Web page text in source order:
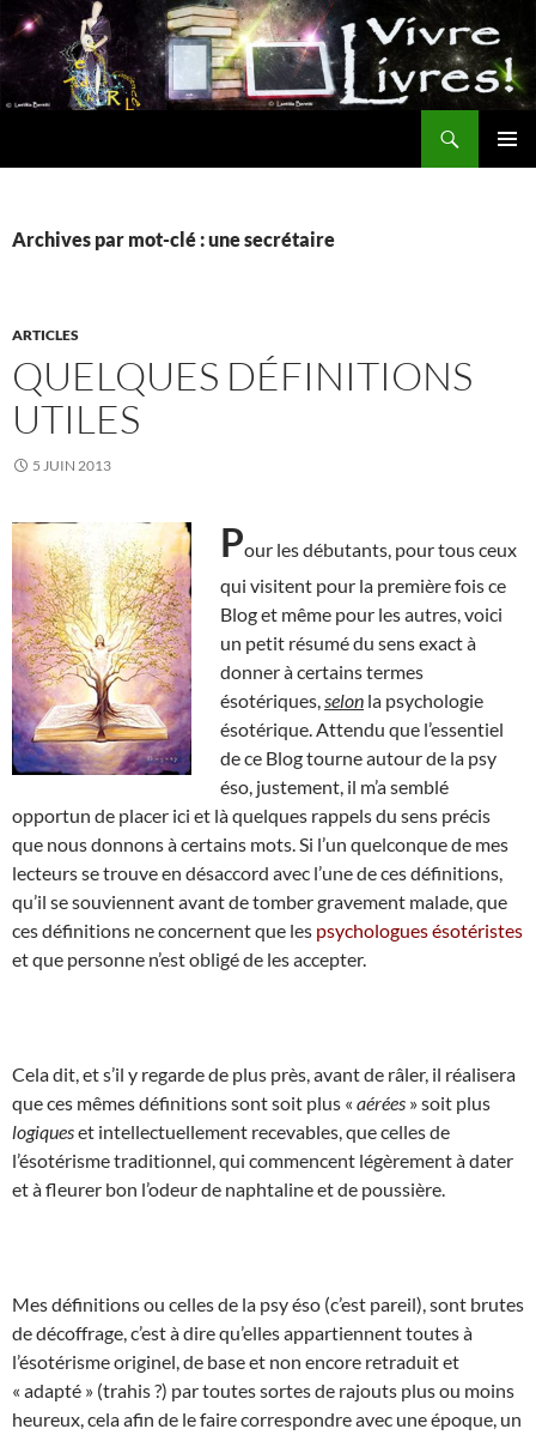
Aller
au
contenu
Archives par mot-clé : une secrétaire
ARTICLES
QUELQUES DÉFINITIONS
UTILES
5 JUIN 2013
Pour les débutants, pour tous ceux
qui visitent pour la première fois ce
Blog et même pour les autres, voici
un petit résumé du sens exact à
donner à certains termes
ésotériques, selon la psychologie
ésotérique. Attendu que l’essentiel
de ce Blog tourne autour de la psy
éso, justement, il m’a semblé
opportun de placer ici et là quelques rappels du sens précis
que nous donnons à certains mots. Si l’un quelconque de mes
lecteurs se trouve en désaccord avec l’une de ces définitions,
qu’il se souviennent avant de tomber gravement malade, que
ces définitions ne concernent que les psychologues ésotéristes
et que personne n’est obligé de les accepter.
Cela dit, et s’il y regarde de plus près, avant de râler, il réalisera
que ces mêmes définitions sont soit plus « aérées » soit plus
logiqueset intellectuellement recevables, que celles de
l’ésotérisme traditionnel, qui commencent légèrement à dater
et à fleurer bon l’odeur de naphtaline et de poussière.
Mes définitions ou celles de la psy éso (c’est pareil), sont brutes
de décoffrage, c’est à dire qu’elles appartiennent toutes à
l’ésotérisme originel, de base et non encore retraduit et
« adapté » (trahis ?) par toutes sortes de rajouts plus ou moins
heureux, cela afin de le faire correspondre avec une époque, un